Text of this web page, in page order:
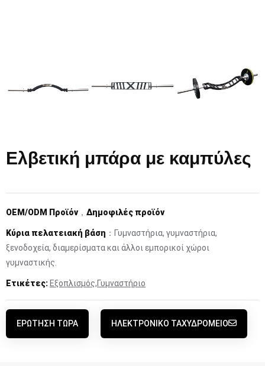
Ελβετική μπάρα με καμπύλες
OEM/ODM Προϊόν ， Δημοφιλές προϊόν
Κύρια πελατειακή βάση ：Γυμναστήρια, γυμναστήρια,
ξενοδοχεία, διαμερίσματα και άλλοι εμπορικοί χώροι
γυμναστικής.
Ετικέτες: Εξοπλισμός,Γυμναστήριο
ΕΡΏΤΗΣΗ ΤΏΡΑ ΗΛΕΚΤΡΟΝΙΚΌ ΤΑΧΥΔΡΟΜΕΊΟ